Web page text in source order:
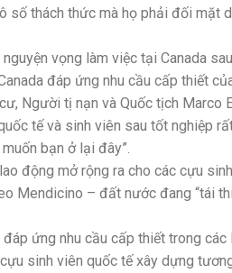
số thách thức mà họ phải đối mặt
vọng làm việc tại Canada
đáp ứng nhu cầu cấp thiết
Người tị nạn và Quốc tịch Marco
tế và sinh viên sau tốt nghiệp
bạn ở lại đây”.
động mở rộng ra cho các cựu
Mendicino – đất nước đang “tái
ứng nhu cầu cấp thiết trong
sinh viên quốc tế xây dựng